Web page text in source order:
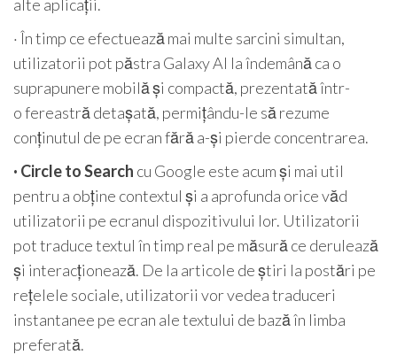
alte aplicații.
· În timp ce efectuează mai multe sarcini simultan,
utilizatorii pot păstra Galaxy AI la îndemână ca o
suprapunere mobilă și compactă, prezentată într-
o fereastră detașată, permițându-le să rezume
conținutul de pe ecran fără a-și pierde concentrarea.
· Circle to Search cu Google este acum și mai util
pentru a obține contextul și a aprofunda orice văd
utilizatorii pe ecranul dispozitivului lor. Utilizatorii
pot traduce textul în timp real pe măsură ce derulează
și interacționează. De la articole de știri la postări pe
rețelele sociale, utilizatorii vor vedea traduceri
instantanee pe ecran ale textului de bază în limba
preferată.